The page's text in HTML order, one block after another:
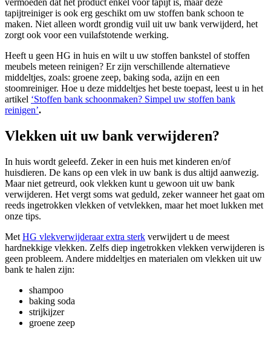
vermoeden dat het product enkel voor tapijt is, maar deze
tapijtreiniger is ook erg geschikt om uw stoffen bank schoon te
maken. Niet alleen wordt grondig vuil uit uw bank verwijderd, het
zorgt ook voor een vuilafstotende werking.
Heeft u geen HG in huis en wilt u uw stoffen bankstel of stoffen
meubels meteen reinigen? Er zijn verschillende alternatieve
middeltjes, zoals: groene zeep, baking soda, azijn en een
stoomreiniger. Hoe u deze middeltjes het beste toepast, leest u in het
artikel ‘Stoffen bank schoonmaken? Simpel uw stoffen bank
reinigen’.
Vlekken uit uw bank verwijderen?
In huis wordt geleefd. Zeker in een huis met kinderen en/of
huisdieren. De kans op een vlek in uw bank is dus altijd aanwezig.
Maar niet getreurd, ook vlekken kunt u gewoon uit uw bank
verwijderen. Het vergt soms wat geduld, zeker wanneer het gaat om
reeds ingetrokken vlekken of vetvlekken, maar het moet lukken met
onze tips.
Met HG vlekverwijderaar extra sterk verwijdert u de meest
hardnekkige vlekken. Zelfs diep ingetrokken vlekken verwijderen is
geen probleem. Andere middeltjes en materialen om vlekken uit uw
bank te halen zijn:
shampoo
baking soda
strijkijzer
groene zeep